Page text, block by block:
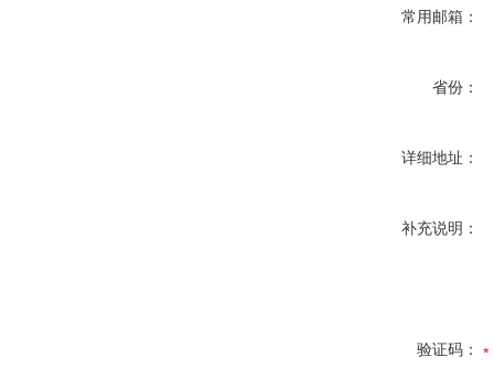
常用邮箱：
省份：
详细地址：
补充说明：
验证码：